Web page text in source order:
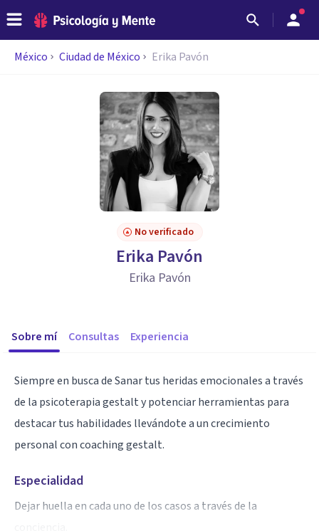
México Ciudad de México Erika Pavón
No verificado
Erika Pavón
Erika Pavón
Sobre mí Consultas Experiencia
Siempre en busca de Sanar tus heridas emocionales a través
de la psicoterapia gestalt y potenciar herramientas para
destacar tus habilidades llevándote a un crecimiento
personal con coaching gestalt.
Especialidad
Dejar huella en cada uno de los casos a través de la